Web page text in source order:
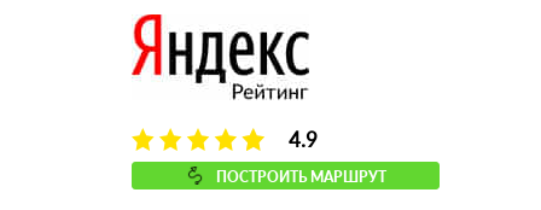
4.9
ПОСТРОИТЬ МАРШРУТ